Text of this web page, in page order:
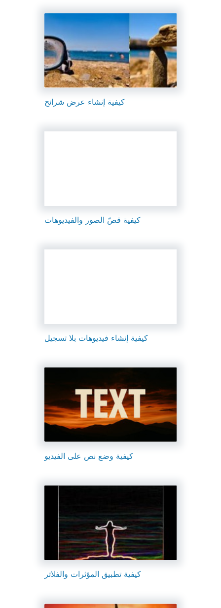
كيفية إنشاء عرض شرائح
كيفية قصّ الصور والفيديوهات
كيفية إنشاء فيديوهات بلا تسجيل
كيفية وضع نص على الفيديو
كيفية تطبيق المؤثرات والفلاتر